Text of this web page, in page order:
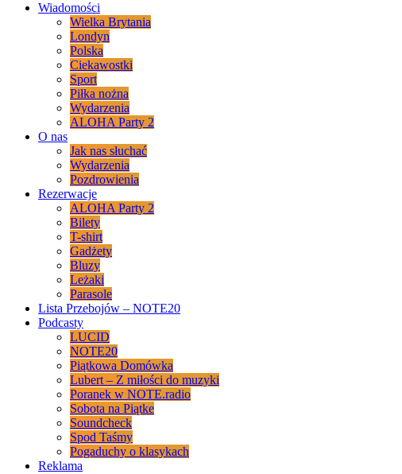
Wiadomości
Wielka Brytania
Londyn
Polska
Ciekawostki
Sport
Piłka nożna
Wydarzenia
ALOHA Party 2
O nas
Jak nas słuchać
Wydarzenia
Pozdrowienia
Rezerwacje
ALOHA Party 2
Bilety
T-shirt
Gadżety
Bluzy
Leżaki
Parasole
Lista Przebojów – NOTE20
Podcasty
LUCID
NOTE20
Piątkowa Domówka
Lubert – Z miłości do muzyki
Poranek w NOTE.radio
Sobota na Piątke
Soundcheck
Spod Taśmy
Pogaduchy o klasykach
Reklama